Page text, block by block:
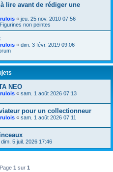
lire avant de rédiger une
« jeu. 25 nov. 2010 07:56
non peintes
« dim. 3 févr. 2019 09:06
NEO
« sam. 1 août 2026 07:13
pour un collectionneur
« sam. 1 août 2026 07:11
dim. 5 juil. 2026 17:46
1 sur 1